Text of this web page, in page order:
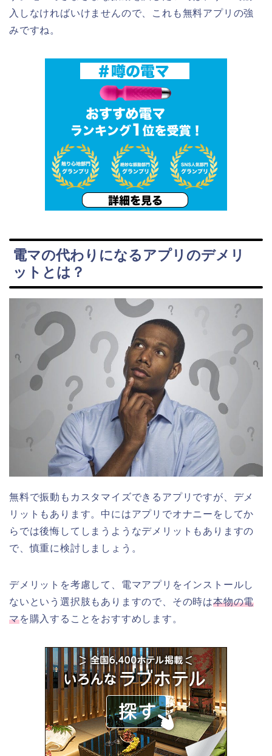
入しなければいけませんので、これも無料アプリの強
みですね。
電マの代わりになるアプリのデメリ
ットとは？
無料で振動もカスタマイズできるアプリですが、デメ
リットもあります。中にはアプリでオナニーをしてか
らでは後悔してしまうようなデメリットもありますの
で、慎重に検討しましょう。
デメリットを考慮して、電マアプリをインストールし
ないという選択肢もありますので、その時は本物の電
マを購入することをおすすめします。